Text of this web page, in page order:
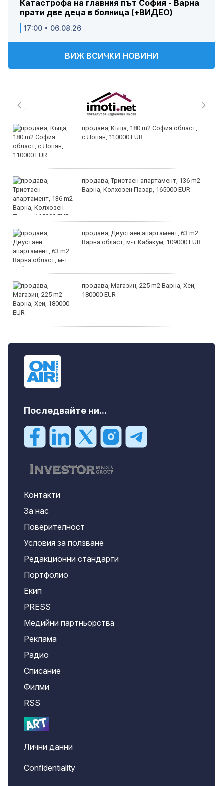
Катастрофа на главния път София - Варна
прати две деца в болница (+ВИДЕО)
17:00 • 06.08.26
ВИЖ ВСИЧКИ НОВИНИ
продава, Къща, 180 m2 София област,
с.Лопян, 110000 EUR
продава, Тристаен апартамент, 136 m2
Варна, Колхозен Пазар, 165000 EUR
продава, Двустаен апартамент, 63 m2
Варна област, м-т Кабакум, 109000 EUR
продава, Магазин, 225 m2 Варна, Хеи,
180000 EUR
Последвайте ни...
Контакти
За нас
Поверителност
Условия за ползване
Редакционни стандарти
Портфолио
Екип
PRESS
Медийни партньорства
Реклама
Радио
Списание
Филми
RSS
Лични данни
Confidentiality